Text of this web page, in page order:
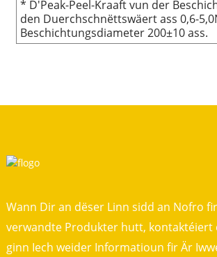
* D'Peak-Peel-Kraaft vun der
den Duerchschnëttswäert ass 0,6-
Beschichtungsdiameter 200±10 ass.
Wann Dir an dëser Linn sidd an Nofro
verwandte Produkter hutt, kontaktéiert
ginn Iech weider Informatioun fir Är